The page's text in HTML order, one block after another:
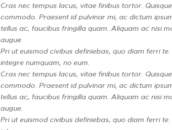
Cras nec tempus lacus, vitae finibus tortor.
commodo. Praesent id pulvinar mi, ac dictum
tellus ac, faucibus fringilla quam. Aliquam ac nisi
augue.
Pri ut euismod civibus definiebas, quo diam ferri
integre numquam, no eum.
Cras nec tempus lacus, vitae finibus tortor.
commodo. Praesent id pulvinar mi, ac dictum
tellus ac, faucibus fringilla quam. Aliquam ac nisi
augue.
Pri ut euismod civibus definiebas, quo diam ferri